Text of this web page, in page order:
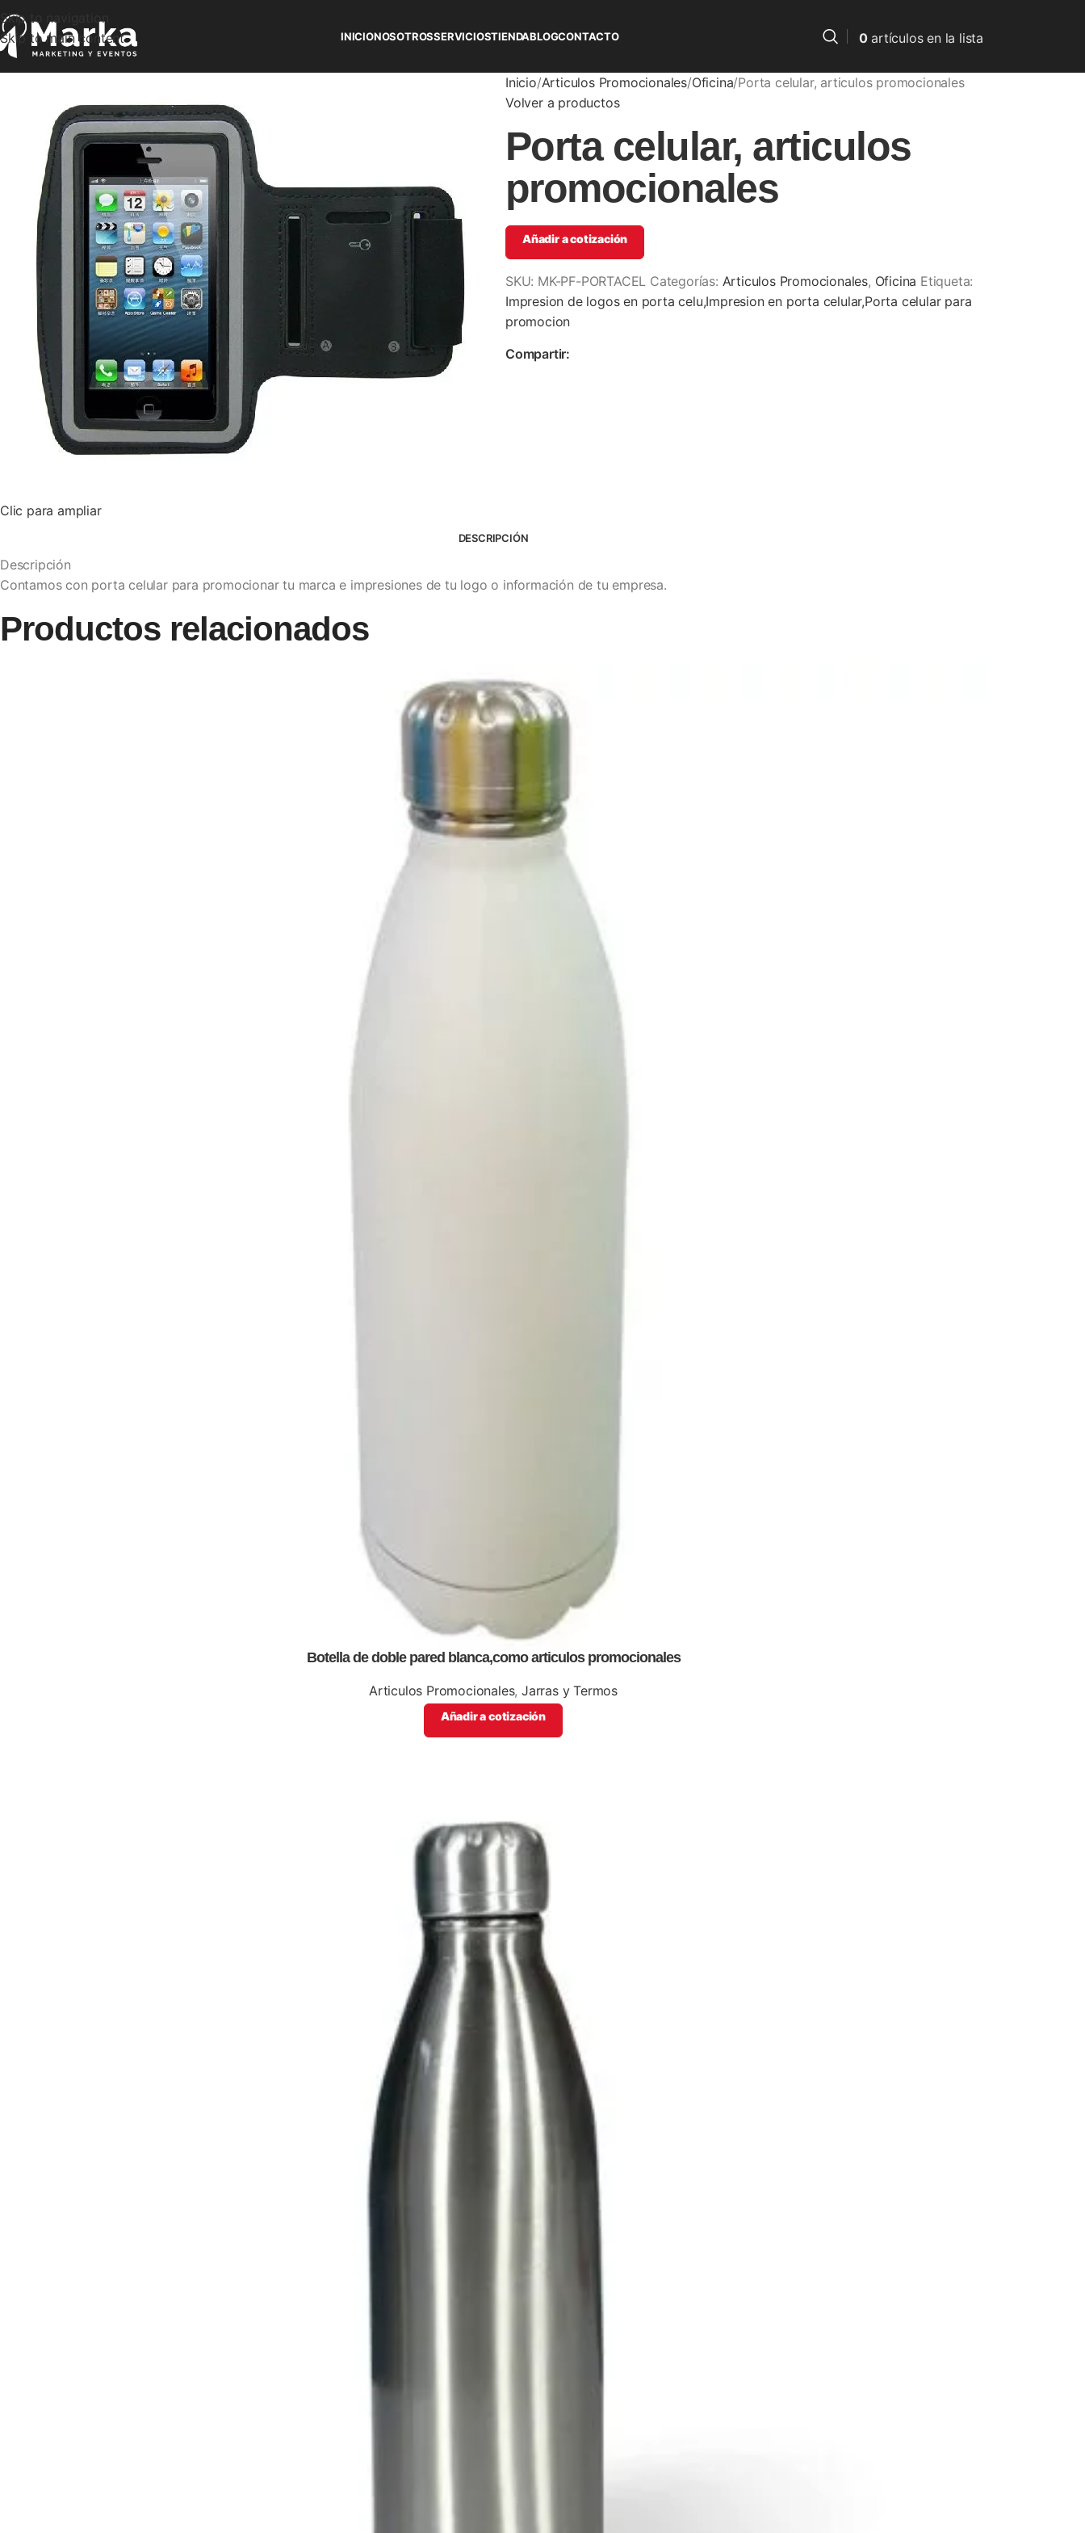
Skip to navigation
Skip to main content
INICIONOSOTROSSERVICIOSTIENDABLOGCONTACTO 0artículosen la lista
Clic para ampliar
Inicio Articulos Promocionales Oficina Porta celular, articulos promocionales
Volver a productos
Porta celular, articulos
promocionales
Añadir a cotización
SKU: MK-PF-PORTACEL Categorías: Articulos Promocionales, Oficina Etiqueta:
Impresion de logos en porta celu,Impresion en porta celular,Porta celular para
promocion
Compartir:
DESCRIPCIÓN
Descripción
Contamos con porta celular para promocionar tu marca e impresiones de tu logo o información de tu empresa.
Productos relacionados
Botella de doble pared blanca,como articulos promocionales
Articulos Promocionales, Jarras y Termos
Añadir a cotización